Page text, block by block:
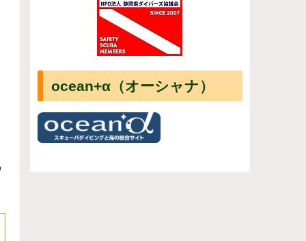
ocean+α（オーシャナ）